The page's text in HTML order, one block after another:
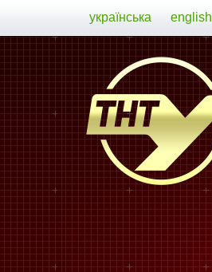
українська english